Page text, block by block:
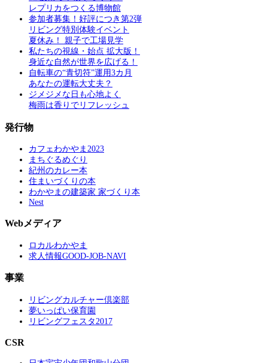
レプリカをつくる博物館
参加者募集！好評につき第2弾
リビング特別体験イベント
夏休み！ 親子で工場見学
私たちの視線・始点 拡大版！
身近な自然が世界を広げる！
自転車の“青切符”運用3カ月
あなたの運転大丈夫？
ジメジメな日も心地よく
梅雨は香りでリフレッシュ
発行物
カフェわかやま2023
まちぐるめぐり
紀州のカレー本
住まいづくりの本
わかやまの建築家 家づくり本
Nest
Webメディア
ロカルわかやま
求人情報GOOD-JOB-NAVI
事業
リビングカルチャー倶楽部
夢いっぱい保育園
リビングフェスタ2017
CSR